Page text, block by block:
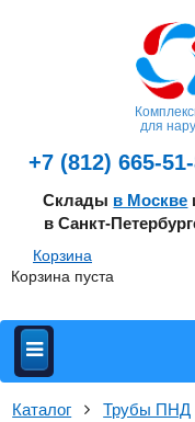
для
+7 (812) 665-
Склады в Москве
в Санкт-
Корзина
Корзина пуста
Каталог Трубы ПНД